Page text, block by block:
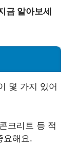
금 알아보세
몇 가지 있어
크리트 등 적
요해요.